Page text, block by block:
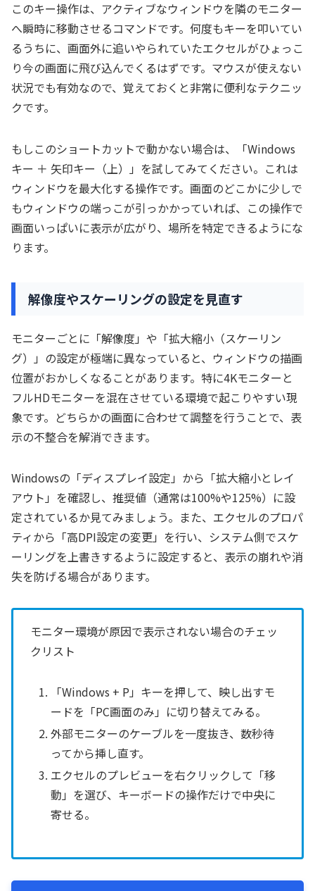
このキー操作は、アクティブなウィンドウを隣のモニター
へ瞬時に移動させるコマンドです。何度もキーを叩いてい
るうちに、画面外に追いやられていたエクセルがひょっこ
り今の画面に飛び込んでくるはずです。マウスが使えない
状況でも有効なので、覚えておくと非常に便利なテクニッ
クです。
もしこのショートカットで動かない場合は、「Windows
キー ＋ 矢印キー（上）」を試してみてください。これは
ウィンドウを最大化する操作です。画面のどこかに少しで
もウィンドウの端っこが引っかかっていれば、この操作で
画面いっぱいに表示が広がり、場所を特定できるようにな
ります。
解像度やスケーリングの設定を見直す
モニターごとに「解像度」や「拡大縮小（スケーリン
グ）」の設定が極端に異なっていると、ウィンドウの描画
位置がおかしくなることがあります。特に4Kモニターと
フルHDモニターを混在させている環境で起こりやすい現
象です。どちらかの画面に合わせて調整を行うことで、表
示の不整合を解消できます。
Windowsの「ディスプレイ設定」から「拡大縮小とレイ
アウト」を確認し、推奨値（通常は100%や125%）に設
定されているか見てみましょう。また、エクセルのプロパ
ティから「高DPI設定の変更」を行い、システム側でスケ
ーリングを上書きするように設定すると、表示の崩れや消
失を防げる場合があります。
モニター環境が原因で表示されない場合のチェッ
クリスト
「Windows + P」キーを押して、映し出すモ
ードを「PC画面のみ」に切り替えてみる。
外部モニターのケーブルを一度抜き、数秒待
ってから挿し直す。
エクセルのプレビューを右クリックして「移
動」を選び、キーボードの操作だけで中央に
寄せる。